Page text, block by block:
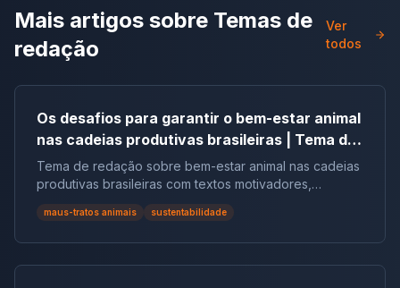
Mais artigos sobre Temas de
redação
Ver
todos
Os desafios para garantir o bem-estar animal
nas cadeias produtivas brasileiras | Tema de
redação
Tema de redação sobre bem-estar animal nas cadeias
produtivas brasileiras com textos motivadores,
repertórios, argumentos e modelos.
maus-tratos animais sustentabilidade